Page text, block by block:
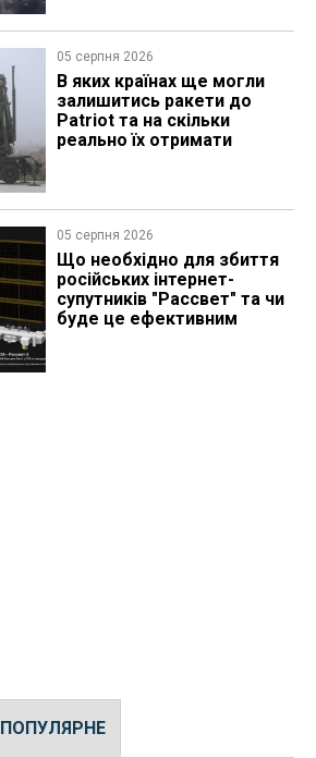
05 серпня 2026
В яких країнах ще могли
залишитись ракети до
Patriot та на скільки
реально їх отримати
05 серпня 2026
Що необхідно для збиття
російських інтернет-
супутників "Рассвет" та чи
буде це ефективним
ПОПУЛЯРНЕ